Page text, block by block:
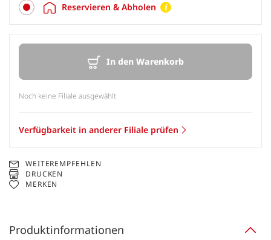
Reservieren & Abholen
In den Warenkorb
Noch keine Filiale ausgewählt
Verfügbarkeit in anderer Filiale prüfen
WEITEREMPFEHLEN
DRUCKEN
MERKEN
Produktinformationen